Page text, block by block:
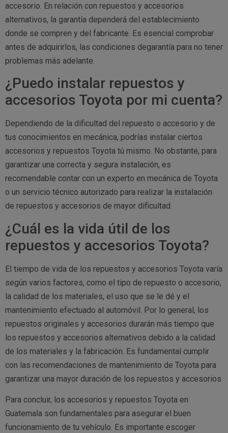
accesorio. En relación con repuestos y accesorios
alternativos, la garantía dependerá del establecimiento
donde se compren y del fabricante. Es esencial comprobar
antes de adquirirlos, las condiciones degarantía para no tener
problemas más adelante.
¿Puedo instalar repuestos y
accesorios Toyota por mi cuenta?
Dependiendo de la dificultad del repuesto o accesorio y de
tus conocimientos en mecánica, podrías instalar ciertos
accesorios y repuestos Toyota tú mismo. No obstante, para
garantizar una correcta y segura instalación, es
recomendable contar con un experto en mecánica de Toyota
o un servicio técnico autorizado para realizar la instalación
de repuestos y accesorios de mayor dificultad.
¿Cuál es la vida útil de los
repuestos y accesorios Toyota?
El tiempo de vida de los repuestos y accesorios Toyota varía
según varios factores, como el tipo de repuesto o accesorio,
la calidad de los materiales, el uso que se le dé y el
mantenimiento efectuado al automóvil. Por lo general, los
repuestos originales y accesorios durarán más tiempo que
los repuestos y accesorios alternativos debido a la calidad
de los materiales y la fabricación. Es fundamental cumplir
con las recomendaciones de mantenimiento de Toyota para
garantizar una mayor duración de los repuestos y accesorios.
Para concluir, los accesorios y repuestos Toyota en
Guatemala son fundamentales para asegurar el buen
funcionamiento de tu vehículo. Es importante escoger